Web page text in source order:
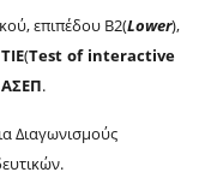
επιπέδου B2(Lower),
TIE(Test of interactive
ΑΣΕΠ.
Διαγωνισμούς